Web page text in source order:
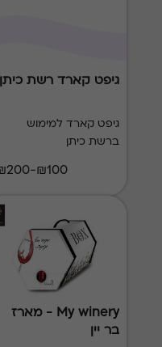
גיפט קארד רשת כיתן
גיפט קארד למימוש
ברשת כיתן
₪100-₪200
My winery - מארז
בר יין